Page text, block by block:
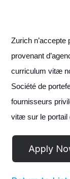
Zurich
provenant
curriculum vitæ
Société de
fournisseurs
vitæ sur le portail